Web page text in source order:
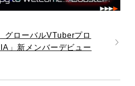
グローバルVTuberプロ
」新メンバーデビュー